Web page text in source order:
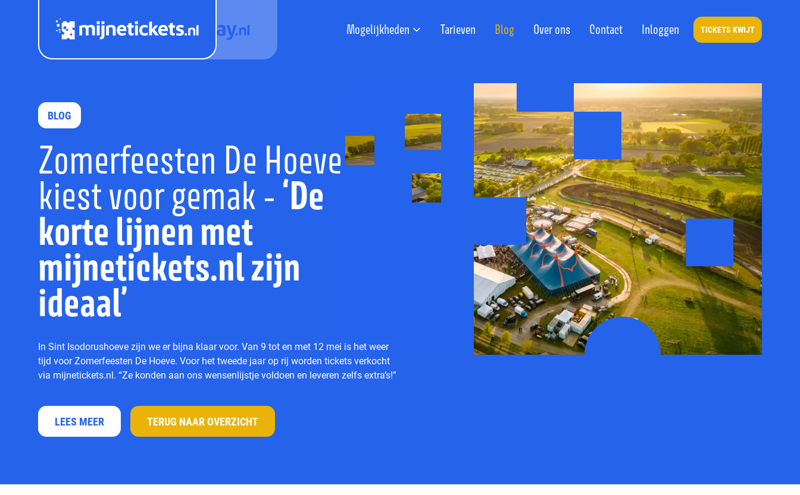
Mogelijkheden Tarieven Blog Over ons Contact Inloggen TICKETS KWIJT
BLOG
Zomerfeesten De Hoeve
kiest voor gemak - ‘De
korte lijnen met
mijnetickets.nl zijn
ideaal’
In Sint Isodorushoeve zijn we er bijna klaar voor. Van 9 tot en met 12 mei is het weer
tijd voor Zomerfeesten De Hoeve. Voor het tweede jaar op rij worden tickets verkocht
via mijnetickets.nl. “Ze konden aan ons wensenlijstje voldoen en leveren zelfs extra’s!”
LEES MEER TERUG NAAR OVERZICHT